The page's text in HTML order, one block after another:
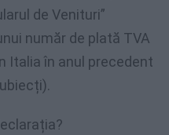
de Venituri”
număr de plată TVA
Italia în anul precedent